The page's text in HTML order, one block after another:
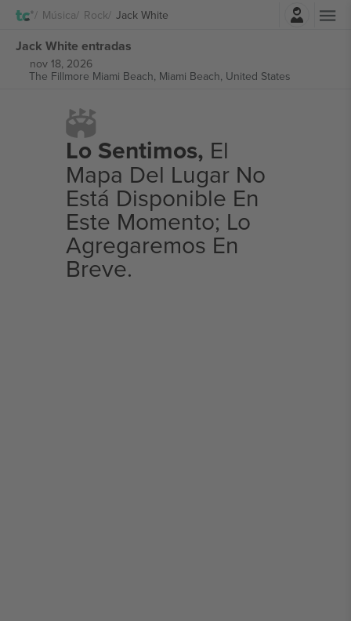
Música Rock Jack White
Jack White entradas
nov 18, 2026
The Fillmore Miami Beach, Miami Beach, United States
Lo Sentimos, El
Mapa Del Lugar No
Está Disponible En
Este Momento; Lo
Agregaremos En
Breve.